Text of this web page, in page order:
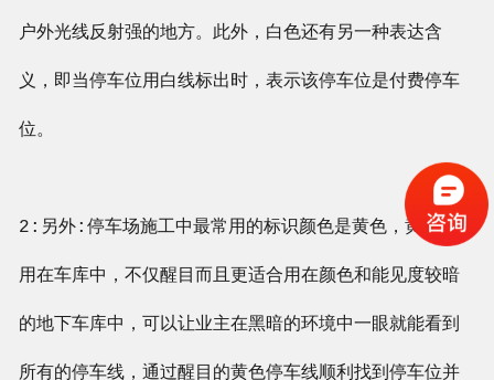
户外光线反射强的地方。此外，白色还有另一种表达含
义，即当停车位用白线标出时，表示该停车位是付费停车
位。
2:另外:停车场施工中最常用的标识颜色是黄色，黄色主要
用在车库中，不仅醒目而且更适合用在颜色和能见度较暗
的地下车库中，可以让业主在黑暗的环境中一眼就能看到
所有的停车线，通过醒目的黄色停车线顺利找到停车位并